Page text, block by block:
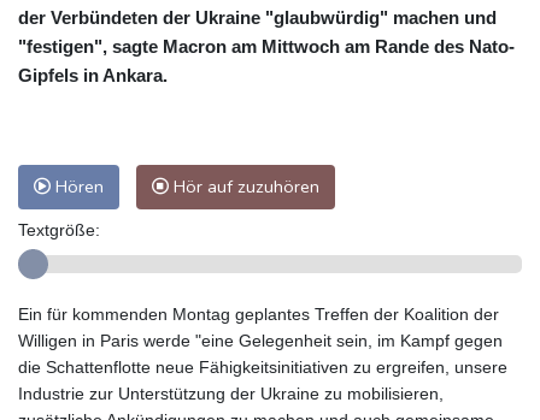
der Verbündeten der Ukraine "glaubwürdig" machen und
"festigen", sagte Macron am Mittwoch am Rande des Nato-
Gipfels in Ankara.
Hören Hör auf zuzuhören
Textgröße:
Ein für kommenden Montag geplantes Treffen der Koalition der
Willigen in Paris werde "eine Gelegenheit sein, im Kampf gegen
die Schattenflotte neue Fähigkeitsinitiativen zu ergreifen, unsere
Industrie zur Unterstützung der Ukraine zu mobilisieren,